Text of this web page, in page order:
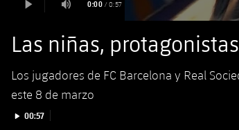
Las niñas,
Los jugadores de FC Barcelona y Real
este 8 de marzo
Iniciar vídeo
00:57